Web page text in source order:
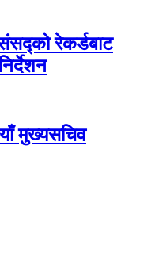
रेकर्डबाट
मुख्यसचिव